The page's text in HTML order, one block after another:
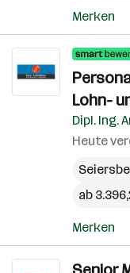
Merken
Lohn-
Dipl. Ing.
Heute
ab
Merken